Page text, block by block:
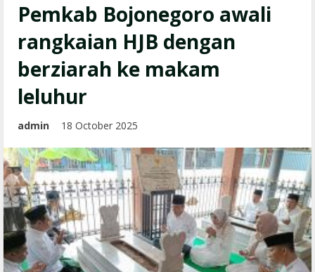
Pemkab Bojonegoro awali
rangkaian HJB dengan
berziarah ke makam
leluhur
admin 18 October 2025